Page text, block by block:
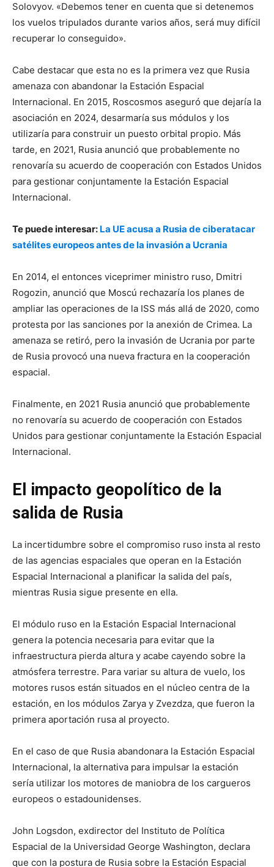
Solovyov. «Debemos tener en cuenta que si detenemos
los vuelos tripulados durante varios años, será muy difícil
recuperar lo conseguido».
Cabe destacar que esta no es la primera vez que Rusia
amenaza con abandonar la Estación Espacial
Internacional. En 2015, Roscosmos aseguró que dejaría la
asociación en 2024, desarmaría sus módulos y los
utilizaría para construir un puesto orbital propio. Más
tarde, en 2021, Rusia anunció que probablemente no
renovaría su acuerdo de cooperación con Estados Unidos
para gestionar conjuntamente la Estación Espacial
Internacional.
Te puede interesar: La UE acusa a Rusia de ciberatacar
satélites europeos antes de la invasión a Ucrania
En 2014, el entonces viceprimer ministro ruso, Dmitri
Rogozin, anunció que Moscú rechazaría los planes de
ampliar las operaciones de la ISS más allá de 2020, como
protesta por las sanciones por la anexión de Crimea. La
amenaza se retiró, pero la invasión de Ucrania por parte
de Rusia provocó una nueva fractura en la cooperación
espacial.
Finalmente, en 2021 Rusia anunció que probablemente
no renovaría su acuerdo de cooperación con Estados
Unidos para gestionar conjuntamente la Estación Espacial
Internacional.
El impacto geopolítico de la
salida de Rusia
La incertidumbre sobre el compromiso ruso insta al resto
de las agencias espaciales que operan en la Estación
Espacial Internacional a planificar la salida del país,
mientras Rusia sigue presente en ella.
El módulo ruso en la Estación Espacial Internacional
genera la potencia necesaria para evitar que la
infraestructura pierda altura y acabe cayendo sobre la
atmósfera terrestre. Para variar su altura de vuelo, los
motores rusos están situados en el núcleo centra de la
estación, en los módulos Zarya y Zvezdza, que fueron la
primera aportación rusa al proyecto.
En el caso de que Rusia abandonara la Estación Espacial
Internacional, la alternativa para impulsar la estación
sería utilizar los motores de maniobra de los cargueros
europeos o estadounidenses.
John Logsdon, exdirector del Instituto de Política
Espacial de la Universidad George Washington, declara
que con la postura de Rusia sobre la Estación Espacial